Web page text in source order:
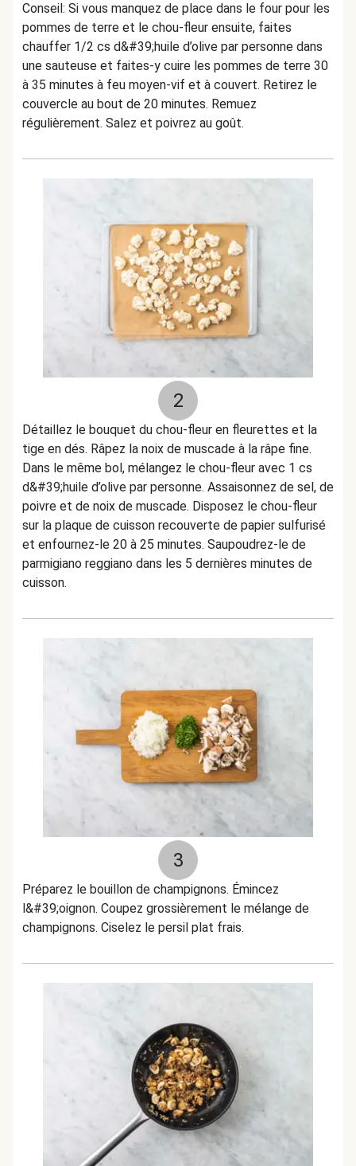
Conseil: Si vous manquez de place dans le four pour les
pommes de terre et le chou-fleur ensuite, faites
chauffer 1/2 cs d&#39;huile d’olive par personne dans
une sauteuse et faites-y cuire les pommes de terre 30
à 35 minutes à feu moyen-vif et à couvert. Retirez le
couvercle au bout de 20 minutes. Remuez
régulièrement. Salez et poivrez au goût.
2
Détaillez le bouquet du chou-fleur en fleurettes et la
tige en dés. Râpez la noix de muscade à la râpe fine.
Dans le même bol, mélangez le chou-fleur avec 1 cs
d&#39;huile d’olive par personne. Assaisonnez de sel, de
poivre et de noix de muscade. Disposez le chou-fleur
sur la plaque de cuisson recouverte de papier sulfurisé
et enfournez-le 20 à 25 minutes. Saupoudrez-le de
parmigiano reggiano dans les 5 dernières minutes de
cuisson.
3
Préparez le bouillon de champignons. Émincez
l&#39;oignon. Coupez grossièrement le mélange de
champignons. Ciselez le persil plat frais.